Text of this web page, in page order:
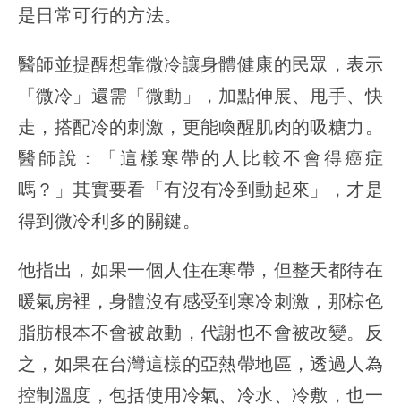
是日常可行的方法。
醫師並提醒想靠微冷讓身體健康的民眾，表示
「微冷」還需「微動」，加點伸展、甩手、快
走，搭配冷的刺激，更能喚醒肌肉的吸糖力。
醫師說：「這樣寒帶的人比較不會得癌症
嗎？」其實要看「有沒有冷到動起來」，才是
得到微冷利多的關鍵。
他指出，如果一個人住在寒帶，但整天都待在
暖氣房裡，身體沒有感受到寒冷刺激，那棕色
脂肪根本不會被啟動，代謝也不會被改變。反
之，如果在台灣這樣的亞熱帶地區，透過人為
控制溫度，包括使用冷氣、冷水、冷敷，也一